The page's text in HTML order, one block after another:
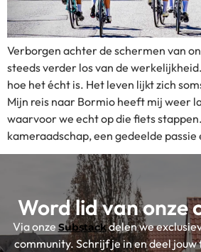
Verborgen achter de schermen van
steeds verder los van de
hoe het écht is. Het leven lijkt zich
Mijn reis naar Bormio heeft mij weer
waarvoor we echt op die fiets
kameraadschap, een gedeelde
Word lid van onze
Via onze Substackdelen we
community. Schrijf je in en deel